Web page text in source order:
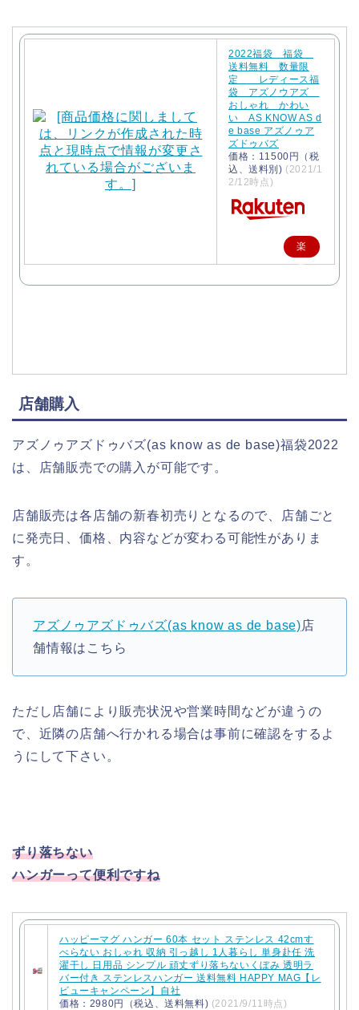
2022福袋 福袋
送料無料 数量限
定 レディース福
袋 アズノウアズ
おしゃれ かわい
い AS KNOW AS d
e base アズノゥア
ズドゥバズ
価格：11500円（税
込、送料別) (2021/1
2/12時点)
楽
天
店舗購入
アズノゥアズドゥバズ(as know as de base)福袋2022
は、店舗販売での購入が可能です。
店舗販売は各店舗の新春初売りとなるので、店舗ごと
に発売日、価格、内容などが変わる可能性がありま
す。
アズノゥアズドゥバズ(as know as de base)店
舗情報はこちら
ただし店舗により販売状況や営業時間などが違うの
で、近隣の店舗へ行かれる場合は事前に確認をするよ
うにして下さい。
ずり落ちない
ハンガーって便利ですね
ハッピーマグ ハンガー 60本 セット ステンレス 42cmす
べらない おしゃれ 収納 引っ越し 1人暮らし 単身赴任 洗
濯干し 日用品 シンプル 頑丈ずり落ちないくぼみ 透明ラ
バー付き ステンレスハンガー 送料無料 HAPPY MAG【レ
ビューキャンペーン】自社
価格：2980円（税込、送料無料) (2021/9/11時点)